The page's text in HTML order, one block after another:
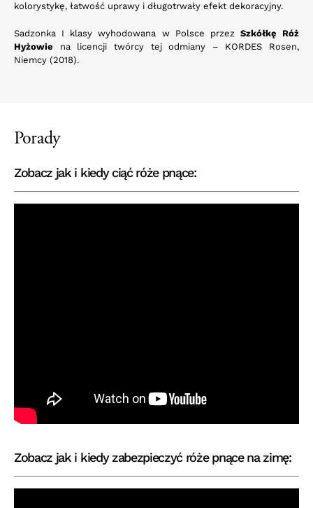
kolorystykę, łatwość uprawy i długotrwały efekt dekoracyjny.
Sadzonka I klasy wyhodowana w Polsce przez Szkółkę Róż
Hyżowie na licencji twórcy tej odmiany – KORDES Rosen,
Niemcy (2018).
Porady
Zobacz jak i kiedy ciąć róże pnące:
Zobacz jak i kiedy zabezpieczyć róże pnące na zimę: